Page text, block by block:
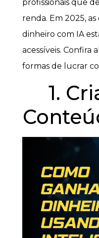
profissionais que
renda. Em 2025,
dinheiro com IA
acessíveis. Confira
formas de lucrar
1.